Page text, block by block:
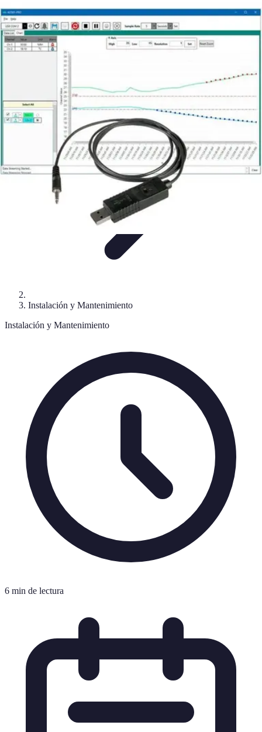
Urgencia Alarma
Consejos y MantenimientoGuías y TutorialesConsejos de
SeguridadGuía de CompraGuías de Compra
Urgencia Alarma
Instalación y Mantenimiento
Instalación y Mantenimiento
6 min de lectura